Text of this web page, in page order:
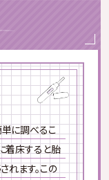
ます
製薬
に調べるこ
着床すると胎
れます。この